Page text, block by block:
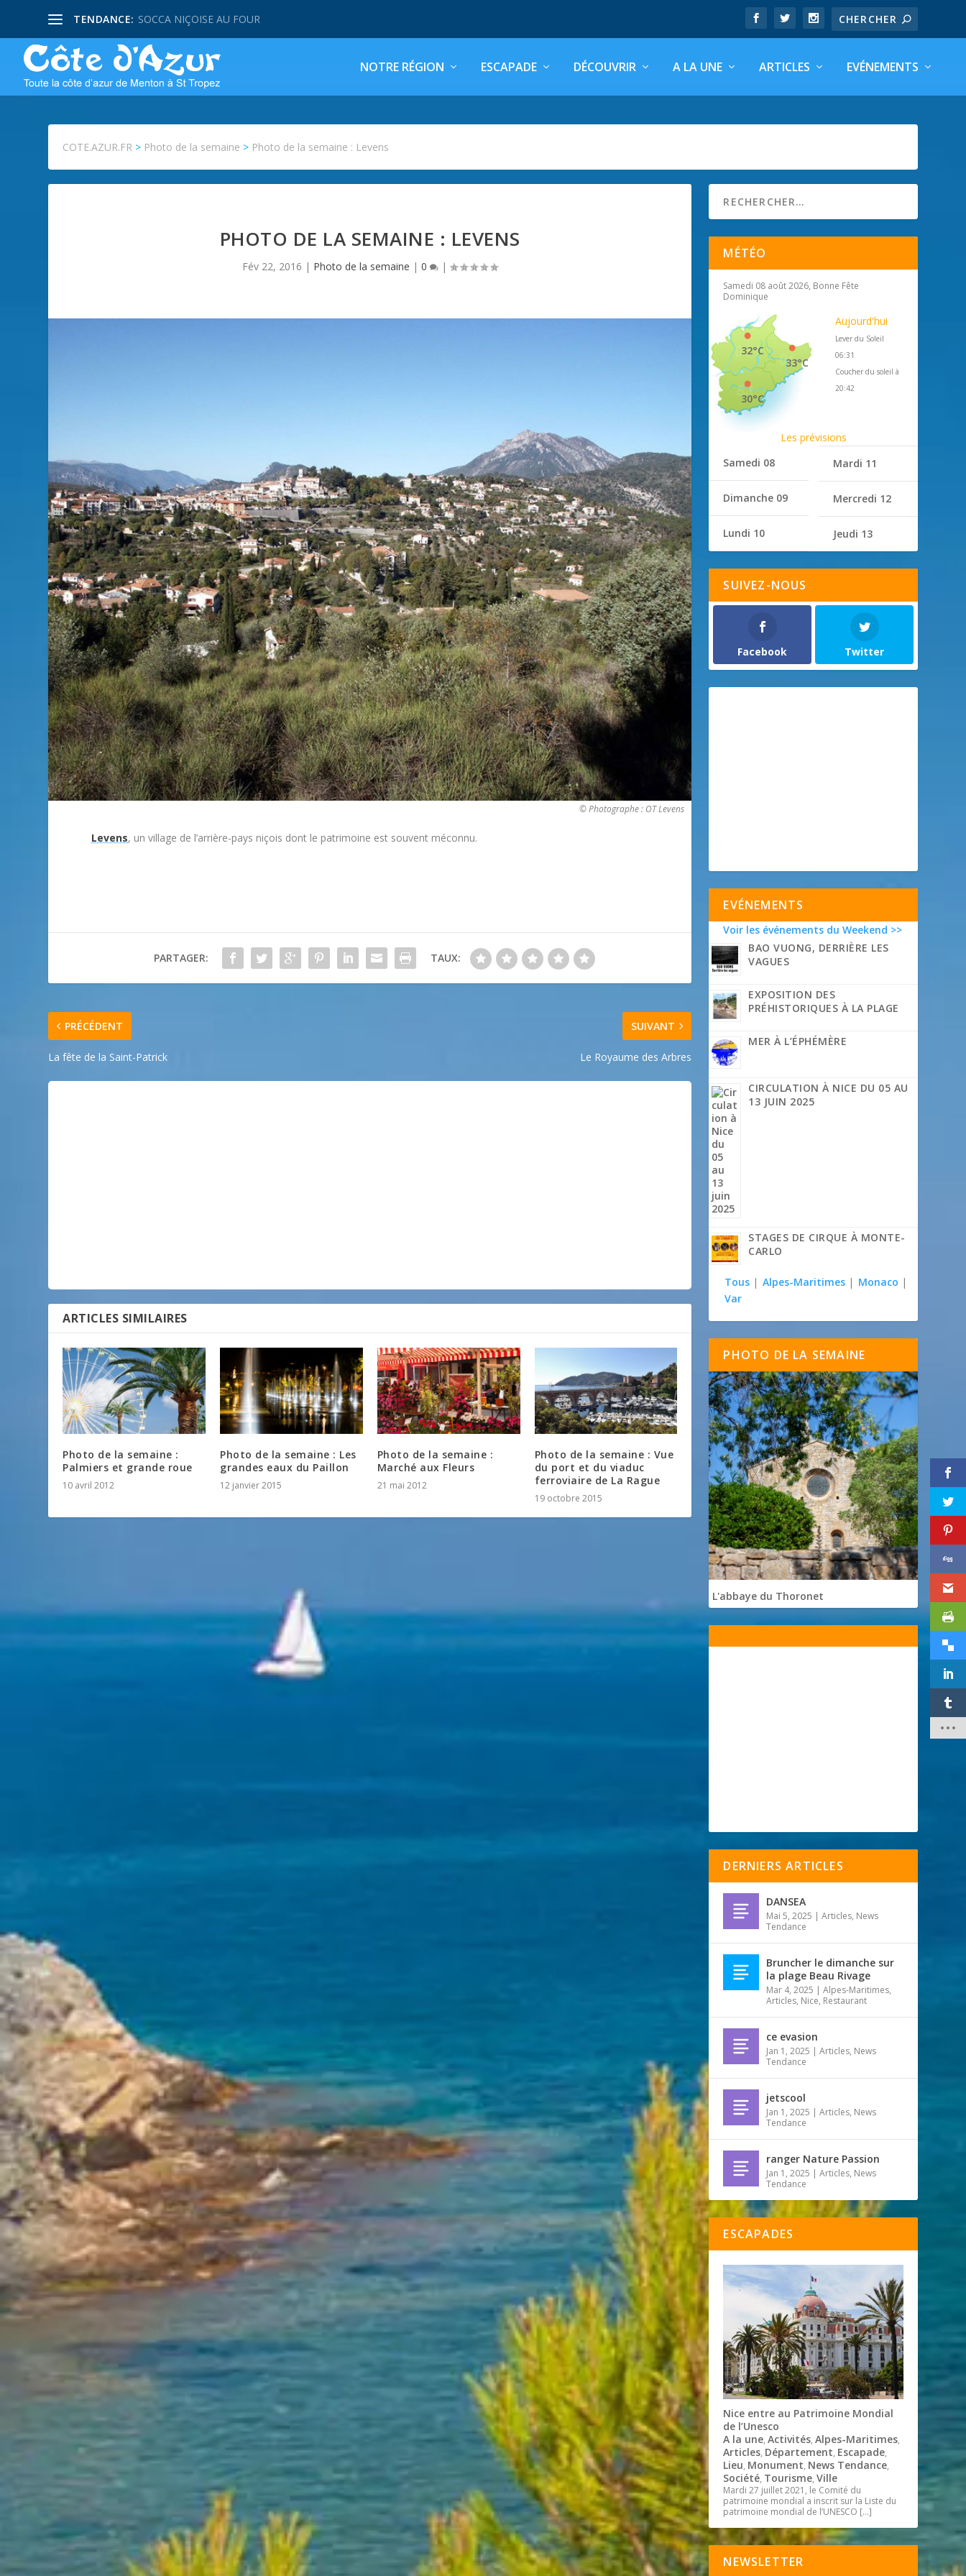
TENDANCE: SOCCA NIÇOISE AU FOUR
NOTRE RÉGION ESCAPADE DÉCOUVRIR A LA UNE ARTICLES EVÉNEMENTS
COTE.AZUR.FR > Photo de la semaine > Photo de la semaine : Levens
PHOTO DE LA SEMAINE : LEVENS
Fév 22, 2016 | Photo de la semaine |0 |
© Photographe : OT Levens
Levens, un village de l’arrière-pays niçois dont le patrimoine est souvent méconnu.
PARTAGER: TAUX:
PRÉCÉDENT
La fête de la Saint-Patrick
SUIVANT
Le Royaume des Arbres
ARTICLES SIMILAIRES
Photo de la semaine :
Palmiers et grande roue
10 avril 2012
Photo de la semaine : Les
grandes eaux du Paillon
12 janvier 2015
Photo de la semaine :
Marché aux Fleurs
21 mai 2012
Photo de la semaine : Vue
du port et du viaduc
ferroviaire de La Rague
19 octobre 2015
MÉTÉO
Samedi 08 août 2026, Bonne Fête
Dominique
33°C
32°C
30°C
Aujourd'hui
Lever du Soleil
06:31
Coucher du soleil à
20:42
Les prévisions
Samedi 08
Dimanche 09
Lundi 10
Mardi 11
Mercredi 12
Jeudi 13
SUIVEZ-NOUS
Facebook Twitter
EVÉNEMENTS
Voir les événements du Weekend >>
BAO VUONG, DERRIÈRE LES
VAGUES
EXPOSITION DES
PRÉHISTORIQUES À LA PLAGE
MER À L’ÉPHÉMÈRE
CIRCULATION À NICE DU 05 AU
13 JUIN 2025
STAGES DE CIRQUE À MONTE-
CARLO
Tous | Alpes-Maritimes | Monaco |
Var
PHOTO DE LA SEMAINE
L'abbaye du Thoronet
DERNIERS ARTICLES
DANSEA
Mai 5, 2025 |Articles, News
Tendance
Bruncher le dimanche sur
la plage Beau Rivage
Mar 4, 2025 |Alpes-Maritimes,
Articles, Nice, Restaurant
ce evasion
Jan 1, 2025 |Articles, News
Tendance
jetscool
Jan 1, 2025 |Articles, News
Tendance
ranger Nature Passion
Jan 1, 2025 |Articles, News
Tendance
ESCAPADES
Nice entre au Patrimoine Mondial
de l’Unesco
A la une,Activités,Alpes-Maritimes,
Articles, Département, Escapade,
Lieu, Monument, News Tendance,
Société, Tourisme,Ville
Mardi 27 juillet 2021, le Comité du
patrimoine mondial a inscrit sur la Liste du
patrimoine mondial de l’UNESCO […]
NEWSLETTER